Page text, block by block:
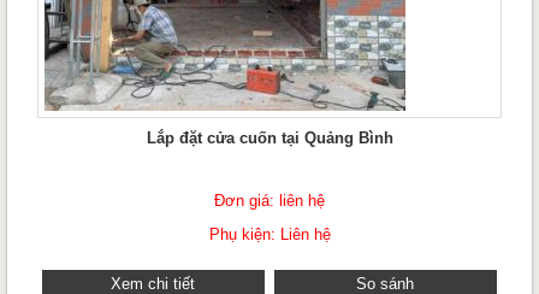
Lắp đặt cửa cuốn tại Quảng Bình
Đơn giá: liên hệ
Phụ kiện: Liên hệ
Xem chi tiết So sánh